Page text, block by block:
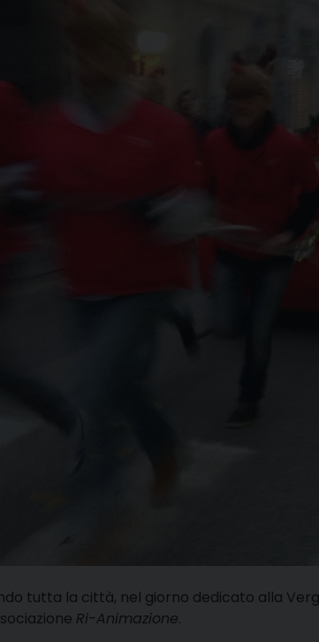
tutta la città, nel giorno dedicato alla
Ri-Animazione.